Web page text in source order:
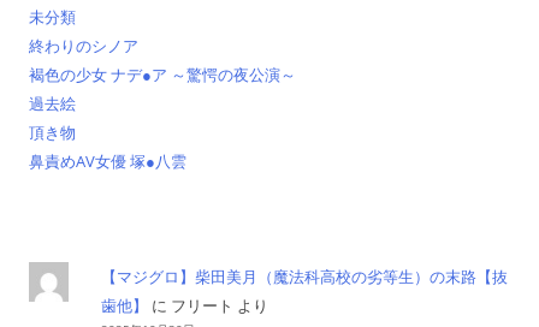
未分類
終わりのシノア
褐色の少女 ナデ●ア ～驚愕の夜公演～
過去絵
頂き物
鼻責めAV女優 塚●八雲
【マジグロ】柴田美月（魔法科高校の劣等生）の末路【抜
歯他】
に フリート より